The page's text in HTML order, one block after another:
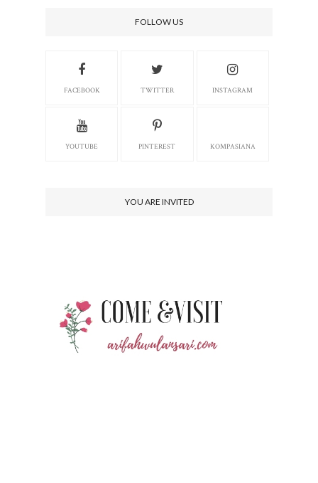
FOLLOW US
FACEBOOK TWITTER INSTAGRAM
YOUTUBE PINTEREST KOMPASIANA
YOU ARE INVITED